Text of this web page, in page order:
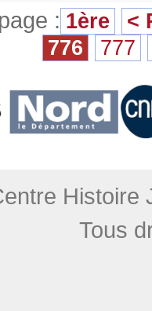
: 1ère
<
776
777
Histoire
Tous